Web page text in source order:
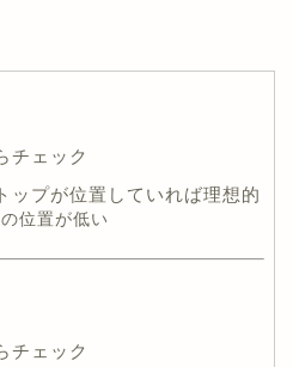
チェック
ップが位置していれば理想的
位置が低い
チェック